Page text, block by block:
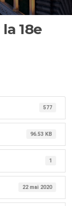
18e
577
96.53 KB
1
22 mai 2020